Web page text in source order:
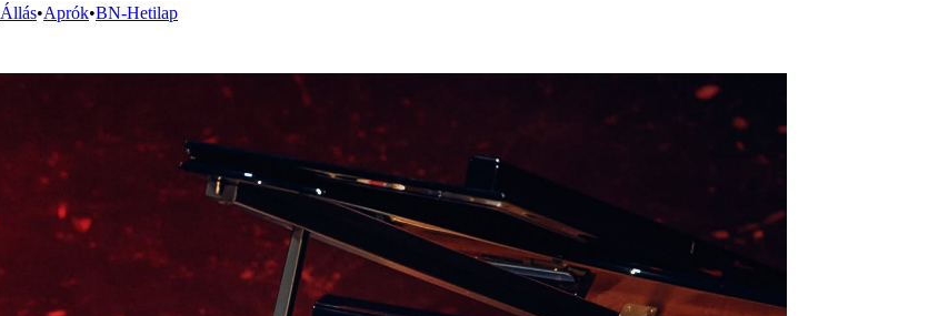
Állás•Aprók•BN-Hetilap